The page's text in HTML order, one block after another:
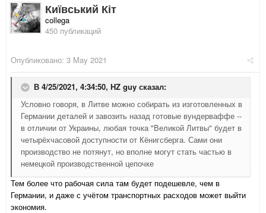
Київський Кіт
collega
450 публикаций
Опубликовано: 3 May 2021
В 4/25/2021, 4:34:50, HZ guy сказал:
Условно говоря, в Литве можно собирать из изготовленных в
Германии деталей и завозить назад готовые вундерваффе --
в отличии от Украины, любая точка "Великой Литвы" будет в
четырёхчасовой доступности от Кёнигсберга. Сами они
производство не потянут, но вполне могут стать частью в
немецкой производственной цепочке
Тем более что рабочая сила там будет подешевле, чем в
Германии, и даже с учётом транспортных расходов может выйти
экономия.